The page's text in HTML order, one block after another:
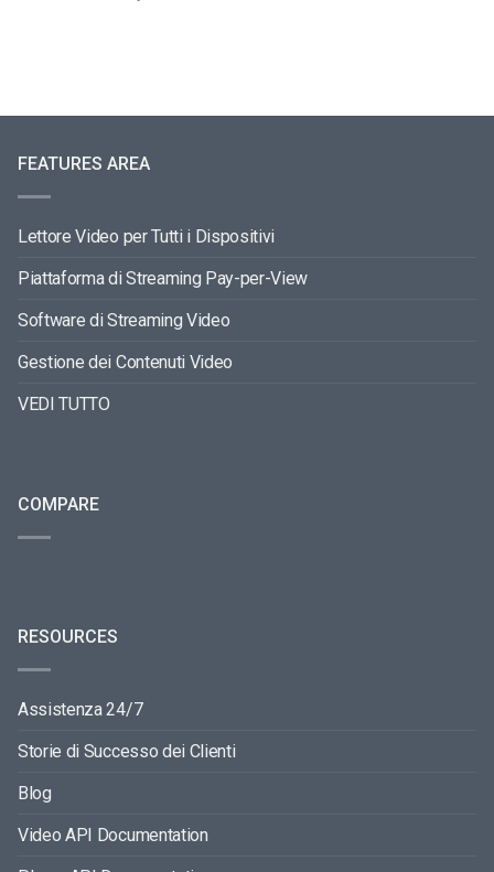
FEATURES AREA
Lettore Video per Tutti i Dispositivi
Piattaforma di Streaming Pay-per-View
Software di Streaming Video
Gestione dei Contenuti Video
VEDI TUTTO
COMPARE
RESOURCES
Assistenza 24/7
Storie di Successo dei Clienti
Blog
Video API Documentation